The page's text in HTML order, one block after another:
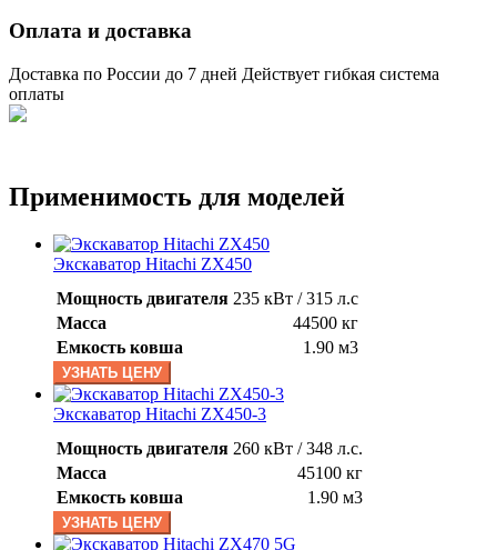
Оплата и доставка
Доставка по России до 7 дней Действует гибкая система
оплаты
Применимость для моделей
Экскаватор Hitachi ZX450
Мощность двигателя 235 кВт / 315 л.с
Масса
44500 кг
Емкость ковша
1.90 м3
УЗНАТЬ ЦЕНУ
Экскаватор Hitachi ZX450-3
Мощность двигателя 260 кВт / 348 л.с.
Масса
45100 кг
Емкость ковша
1.90 м3
УЗНАТЬ ЦЕНУ